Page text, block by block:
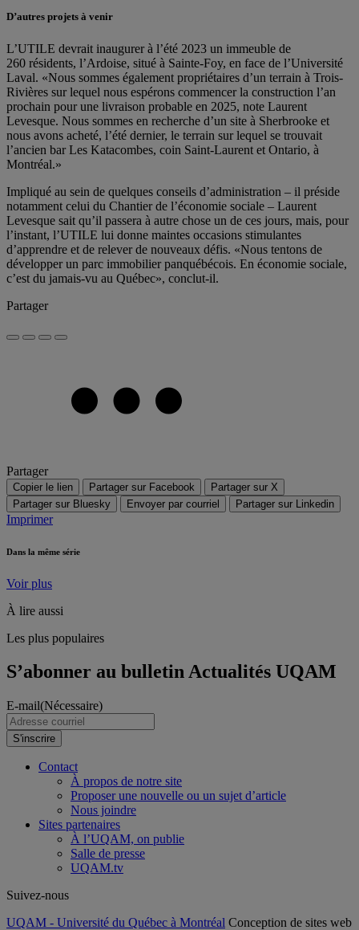
D’autres projets à venir
L’UTILE devrait inaugurer à l’été 2023 un immeuble de
260 résidents, l’Ardoise, situé à Sainte-Foy, en face de l’Université
Laval. «Nous sommes également propriétaires d’un terrain à Trois-
Rivières sur lequel nous espérons commencer la construction l’an
prochain pour une livraison probable en 2025, note Laurent
Levesque. Nous sommes en recherche d’un site à Sherbrooke et
nous avons acheté, l’été dernier, le terrain sur lequel se trouvait
l’ancien bar Les Katacombes, coin Saint-Laurent et Ontario, à
Montréal.»
Impliqué au sein de quelques conseils d’administration – il préside
notamment celui du Chantier de l’économie sociale – Laurent
Levesque sait qu’il passera à autre chose un de ces jours, mais, pour
l’instant, l’UTILE lui donne maintes occasions stimulantes
d’apprendre et de relever de nouveaux défis. «Nous tentons de
développer un parc immobilier panquébécois. En économie sociale,
c’est du jamais-vu au Québec», conclut-il.
Partager
Partager
Copier le lien Partager sur Facebook
Partager sur X
Partager sur Bluesky
Envoyer par courriel Partager sur Linkedin
Imprimer
Dans la même série
Voir plus
À lire aussi
Les plus populaires
S’abonner au bulletin Actualités UQAM
E-mail(Nécessaire)
S'inscrire
Contact
À propos de notre site
Proposer une nouvelle ou un sujet d’article
Nous joindre
Sites partenaires
À l’UQAM, on publie
Salle de presse
UQAM.tv
Suivez-nous
UQAM - Université du Québec à Montréal Conception de sites web